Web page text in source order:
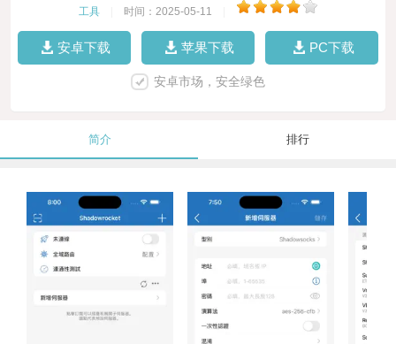
工具 时间：2025-05-11
安卓下载 苹果下载 PC下载
安卓市场，安全绿色
简介 排行